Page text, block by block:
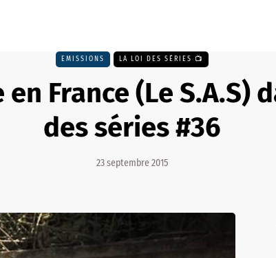
EMISSIONS LA LOI DES SÉRIES 📺
France (Le S.A.S)
des séries #36
23 septembre 2015